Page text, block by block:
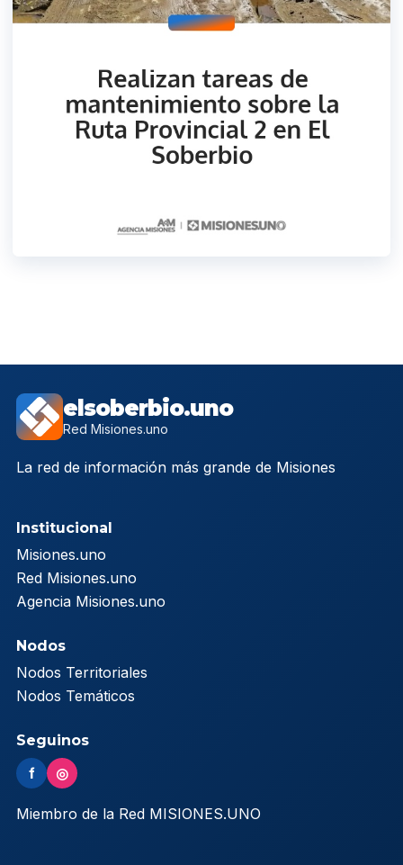
elsoberbio.uno
Red Misiones.uno
La red de información más grande de Misiones
Institucional
Misiones.uno
Red Misiones.uno
Agencia Misiones.uno
Nodos
Nodos Territoriales
Nodos Temáticos
Seguinos
f ◎
Miembro de la Red MISIONES.UNO